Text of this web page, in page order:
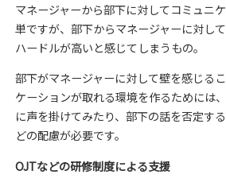
マネージャーから部下に対してコミュニ
単ですが、 部下からマネージャーに対し
ハードルが高いと感じてしまうもの。
部下がマネージャーに対して壁を感じる
ケーションが取れる環境を作るためには
に声を掛けてみたり、部下の話を否定す
どの配慮が必要です。
OJTなどの研修制度による支援